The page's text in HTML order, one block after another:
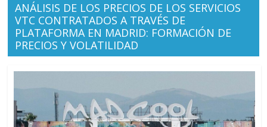
ANÁLISIS DE LOS PRECIOS DE LOS SERVICIOS
VTC CONTRATADOS A TRAVÉS DE
PLATAFORMA EN MADRID: FORMACIÓN DE
PRECIOS Y VOLATILIDAD